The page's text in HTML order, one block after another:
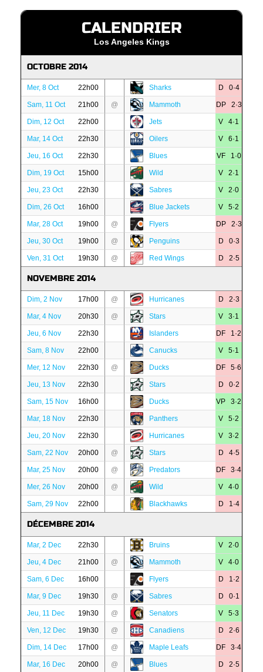
CALENDRIER
Los Angeles Kings
OCTOBRE 2014
Mer, 8 Oct 22h00 Sharks D 0·4
Sam, 11 Oct 21h00 @ Mammoth DP 2·3
Dim, 12 Oct 22h00 Jets V 4·1
Mar, 14 Oct 22h30 Oilers V 6·1
Jeu, 16 Oct 22h30 Blues VF 1·0
Dim, 19 Oct 15h00 Wild V 2·1
Jeu, 23 Oct 22h30 Sabres V 2·0
Dim, 26 Oct 16h00 Blue Jackets V 5·2
Mar, 28 Oct 19h00 @ Flyers DP 2·3
Jeu, 30 Oct 19h00 @ Penguins D 0·3
Ven, 31 Oct 19h30 @ Red Wings D 2·5
NOVEMBRE 2014
Dim, 2 Nov 17h00 @ Hurricanes D 2·3
Mar, 4 Nov 20h30 @ Stars V 3·1
Jeu, 6 Nov 22h30 Islanders DF 1·2
Sam, 8 Nov 22h00 Canucks V 5·1
Mer, 12 Nov 22h30 @ Ducks DF 5·6
Jeu, 13 Nov 22h30 Stars D 0·2
Sam, 15 Nov 16h00 Ducks VP 3·2
Mar, 18 Nov 22h30 Panthers V 5·2
Jeu, 20 Nov 22h30 Hurricanes V 3·2
Sam, 22 Nov 20h00 @ Stars D 4·5
Mar, 25 Nov 20h00 @ Predators DF 3·4
Mer, 26 Nov 20h00 @ Wild V 4·0
Sam, 29 Nov 22h00 Blackhawks D 1·4
DÉCEMBRE 2014
Mar, 2 Dec 22h30 Bruins V 2·0
Jeu, 4 Dec 21h00 @ Mammoth V 4·0
Sam, 6 Dec 16h00 Flyers D 1·2
Mar, 9 Dec 19h30 @ Sabres D 0·1
Jeu, 11 Dec 19h30 @ Senators V 5·3
Ven, 12 Dec 19h30 @ Canadiens D 2·6
Dim, 14 Dec 17h00 @ Maple Leafs DF 3·4
Mar, 16 Dec 20h00 @ Blues D 2·5